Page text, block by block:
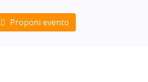
Proponi evento